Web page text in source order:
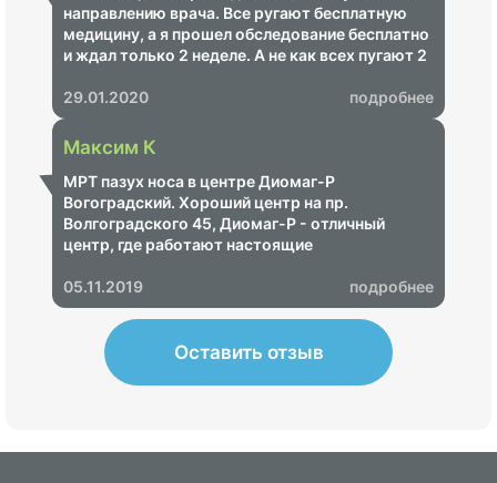
направлению врача. Все ругают бесплатную
медицину, а я прошел обследование бесплатно
и ждал только 2 неделе. А не как всех пугают 2
Все цивильно.
29.01.2020 подробнее
Максим К
МРТ пазух носа в центре Диомаг-Р
Вогоградский. Хороший центр на пр.
Волгоградского 45, Диомаг-Р - отличный
центр, где работают настоящие
цены! Рекомендую!!!
05.11.2019 подробнее
Оставить отзыв